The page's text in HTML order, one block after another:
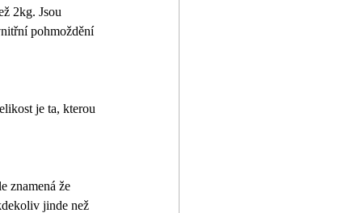
2kg. Jsou
pohmoždění
je ta, kterou
znamená že
jinde než